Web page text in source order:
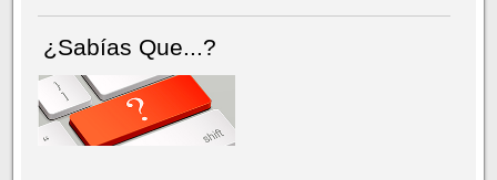
¿Sabías Que...?